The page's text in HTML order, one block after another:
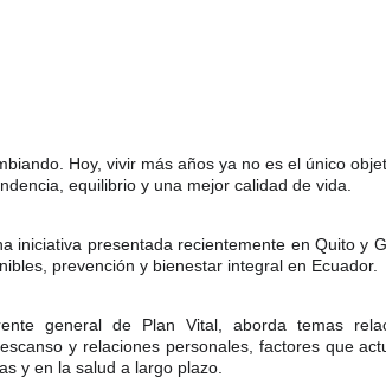
Hoy, vivir más años ya no es el único
equilibrio y una mejor calidad de vida.
iniciativa presentada recientemente en Quito y
prevención y bienestar integral en Ecuador.
general de Plan Vital, aborda temas
y relaciones personales, factores que
y en la salud a largo plazo.